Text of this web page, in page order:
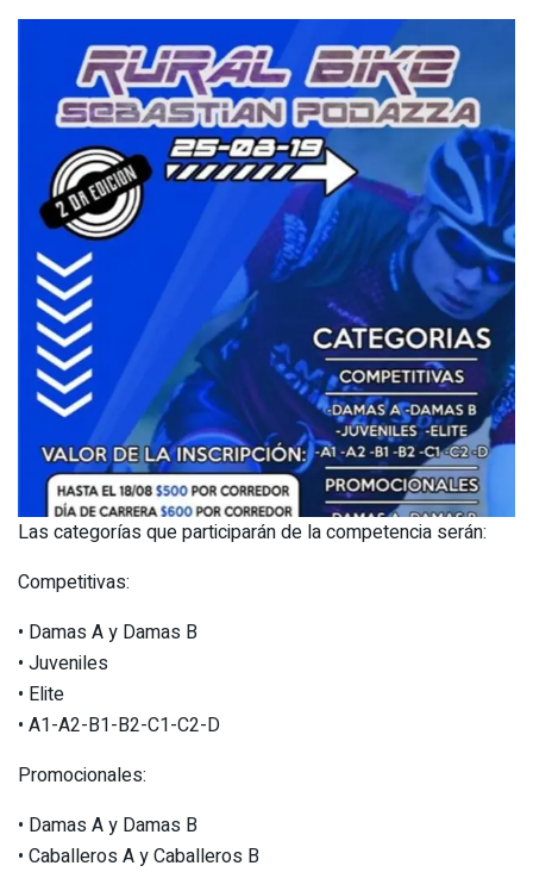
Las categorías que participarán de la competencia serán:
Competitivas:
• Damas A y Damas B
• Juveniles
• Elite
• A1-A2-B1-B2-C1-C2-D
Promocionales:
• Damas A y Damas B
• Caballeros A y Caballeros B